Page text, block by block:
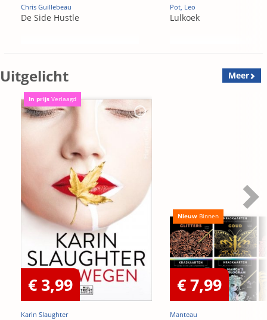
Chris Guillebeau
De Side Hustle
Pot, Leo
Lulkoek
Uitgelicht Meer
In prijs Verlaagd
€ 3,99
Karin Slaughter
Nieuw Binnen
€ 7,99
Manteau